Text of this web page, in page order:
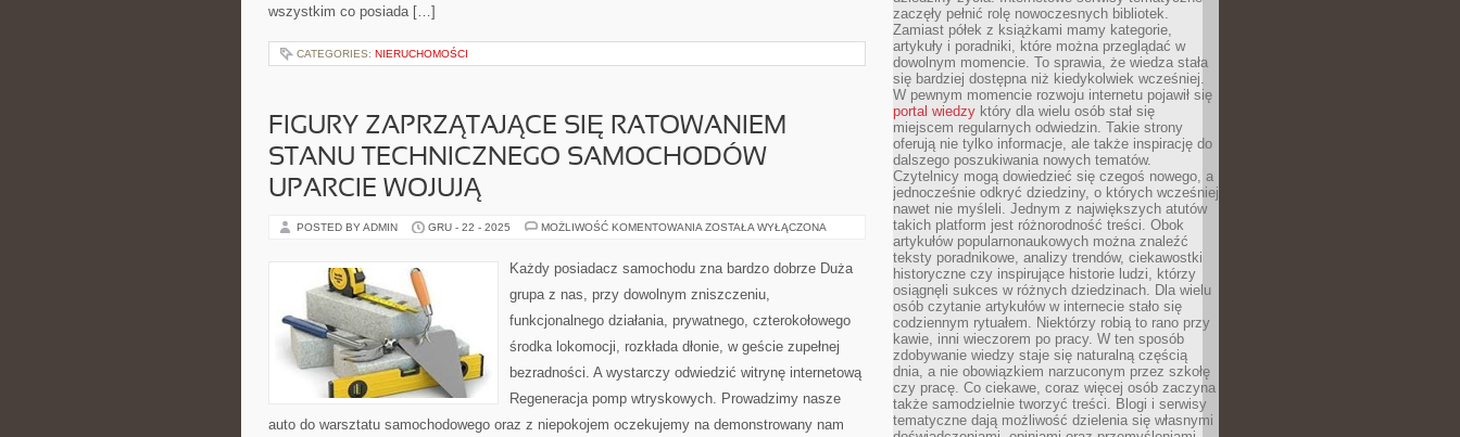
wszystkim co posiada […]
CATEGORIES: NIERUCHOMOŚCI
FIGURY ZAPRZĄTAJĄCE SIĘ RATOWANIEM
STANU TECHNICZNEGO SAMOCHODÓW
UPARCIE WOJUJĄ
POSTED BY ADMIN GRU - 22 - 2025 MOŻLIWOŚĆ KOMENTOWANIA FIGURY
RATOWANIEM
STANU
SAMOCHODÓW
WOJUJĄ
ZOSTAŁA WYŁĄCZONA
Każdy posiadacz samochodu zna bardzo dobrze Duża
grupa z nas, przy dowolnym zniszczeniu,
funkcjonalnego działania, prywatnego, czterokołowego
środka lokomocji, rozkłada dłonie, w geście zupełnej
bezradności. A wystarczy odwiedzić witrynę internetową
Regeneracja pomp wtryskowych. Prowadzimy nasze
auto do warsztatu samochodowego oraz z niepokojem oczekujemy na demonstrowany nam
zaczęły pełnić rolę nowoczesnych bibliotek.
Zamiast półek z książkami mamy kategorie,
artykuły i poradniki, które można przeglądać w
dowolnym momencie. To sprawia, że wiedza stała
się bardziej dostępna niż kiedykolwiek wcześniej.
W pewnym momencie rozwoju internetu pojawił się
portal wiedzy który dla wielu osób stał się
miejscem regularnych odwiedzin. Takie strony
oferują nie tylko informacje, ale także inspirację do
dalszego poszukiwania nowych tematów.
Czytelnicy mogą dowiedzieć się czegoś nowego, a
jednocześnie odkryć dziedziny, o których wcześniej
nawet nie myśleli. Jednym z największych atutów
takich platform jest różnorodność treści. Obok
artykułów popularnonaukowych można znaleźć
teksty poradnikowe, analizy trendów, ciekawostki
historyczne czy inspirujące historie ludzi, którzy
osiągnęli sukces w różnych dziedzinach. Dla wielu
osób czytanie artykułów w internecie stało się
codziennym rytuałem. Niektórzy robią to rano przy
kawie, inni wieczorem po pracy. W ten sposób
zdobywanie wiedzy staje się naturalną częścią
dnia, a nie obowiązkiem narzuconym przez szkołę
czy pracę. Co ciekawe, coraz więcej osób zaczyna
także samodzielnie tworzyć treści. Blogi i serwisy
tematyczne dają możliwość dzielenia się własnymi